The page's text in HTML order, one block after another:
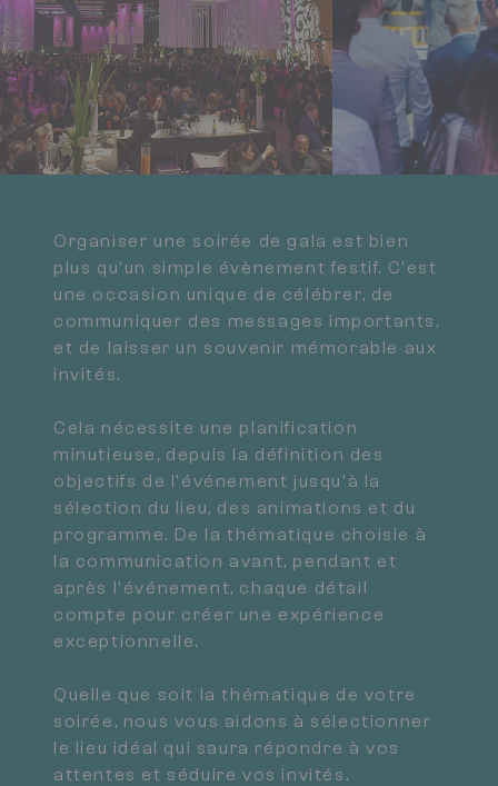
Organiser une soirée de gala est bien
plus qu'un simple évènement festif. C'est
une occasion unique de célébrer, de
communiquer des messages importants,
et de laisser un souvenir mémorable aux
invités.
Cela nécessite une planification
minutieuse, depuis la définition des
objectifs de l'événement jusqu'à la
sélection du lieu, des animations et du
programme. De la thématique choisie à
la communication avant, pendant et
après l'événement, chaque détail
compte pour créer une expérience
exceptionnelle.
Quelle que soit la thématique de votre
soirée, nous vous aidons à sélectionner
le lieu idéal qui saura répondre à vos
attentes et séduire vos invités.